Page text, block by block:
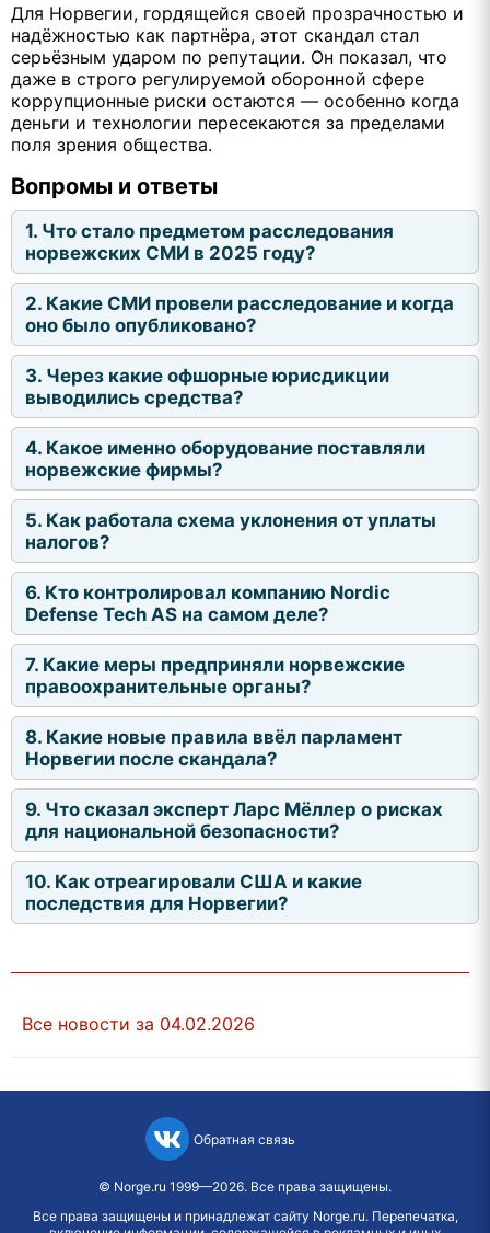
Для Норвегии, гордящейся своей прозрачностью и
надёжностью как партнёра, этот скандал стал
серьёзным ударом по репутации. Он показал, что
даже в строго регулируемой оборонной сфере
коррупционные риски остаются — особенно когда
деньги и технологии пересекаются за пределами
поля зрения общества.
Вопромы и ответы
1. Что стало предметом расследования
норвежских СМИ в 2025 году?
2. Какие СМИ провели расследование и когда
оно было опубликовано?
3. Через какие офшорные юрисдикции
выводились средства?
4. Какое именно оборудование поставляли
норвежские фирмы?
5. Как работала схема уклонения от уплаты
налогов?
6. Кто контролировал компанию Nordic
Defense Tech AS на самом деле?
7. Какие меры предприняли норвежские
правоохранительные органы?
8. Какие новые правила ввёл парламент
Норвегии после скандала?
9. Что сказал эксперт Ларс Мёллер о рисках
для национальной безопасности?
10. Как отреагировали США и какие
последствия для Норвегии?
Все новости за 04.02.2026
Обратная связь
© Norge.ru 1999—2026. Все права защищены.
Все права защищены и принадлежат сайту Norge.ru. Перепечатка,